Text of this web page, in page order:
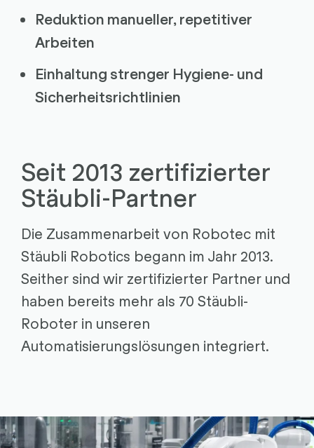
Reduktion manueller, repetitiver
Arbeiten
Einhaltung strenger Hygiene- und
Sicherheitsrichtlinien
Seit 2013 zertifizierter
Stäubli-Partner
Die Zusammenarbeit von Robotec mit
Stäubli Robotics begann im Jahr 2013.
Seither sind wir zertifizierter Partner und
haben bereits mehr als 70 Stäubli-
Roboter in unseren
Automatisierungslösungen integriert.